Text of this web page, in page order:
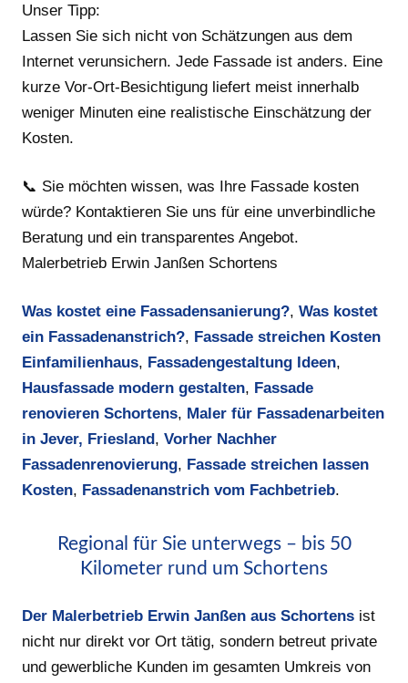
Unser Tipp:
Lassen Sie sich nicht von Schätzungen aus dem
Internet verunsichern. Jede Fassade ist anders. Eine
kurze Vor-Ort-Besichtigung liefert meist innerhalb
weniger Minuten eine realistische Einschätzung der
Kosten.
📞 Sie möchten wissen, was Ihre Fassade kosten
würde? Kontaktieren Sie uns für eine unverbindliche
Beratung und ein transparentes Angebot.
Malerbetrieb Erwin Janßen Schortens
Was kostet eine Fassadensanierung?, Was kostet
ein Fassadenanstrich?, Fassade streichen Kosten
Einfamilienhaus, Fassadengestaltung Ideen,
Hausfassade modern gestalten, Fassade
renovieren Schortens, Maler für Fassadenarbeiten
in Jever, Friesland, Vorher Nachher
Fassadenrenovierung, Fassade streichen lassen
Kosten, Fassadenanstrich vom Fachbetrieb.
Regional für Sie unterwegs – bis 50
Kilometer rund um Schortens
Der Malerbetrieb Erwin Janßen aus Schortens ist
nicht nur direkt vor Ort tätig, sondern betreut private
und gewerbliche Kunden im gesamten Umkreis von